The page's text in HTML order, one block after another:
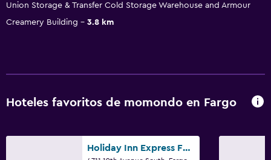
Union Storage & Transfer Cold Storage Warehouse and Armour
Creamery Building
3.8 km
Hoteles favoritos de momondo en Fargo
Holiday Inn Express Fargo Sw - I-94 Medical Center By IHG